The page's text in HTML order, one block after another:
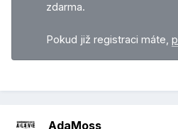
zdarma.
Pokud již registraci máte,
AdaMoss